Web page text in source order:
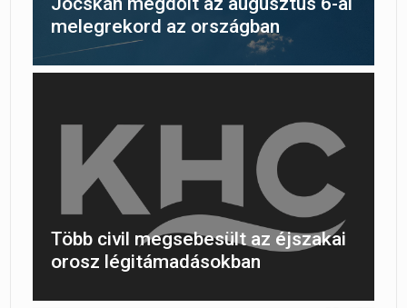
melegrekord az országban
Több civil megsebesült az éjszakai
orosz légitámadásokban